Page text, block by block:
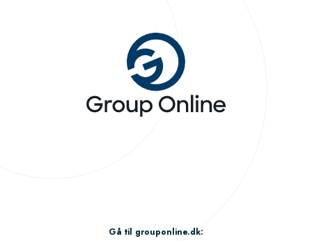
Gå til grouponline.dk: